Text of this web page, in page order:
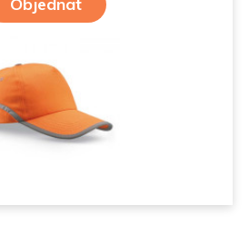
Objednat